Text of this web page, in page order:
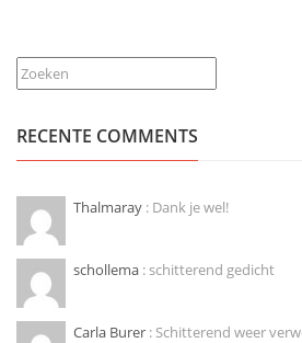
Zoeken
RECENTE COMMENTS
Thalmaray : Dank je wel!
schollema : schitterend gedicht
Carla Burer : Schitterend weer